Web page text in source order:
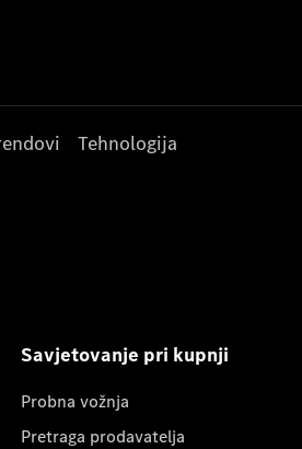
Tehnologija
Savjetovanje pri kupnji
Probna vožnja
Pretraga prodavatelja